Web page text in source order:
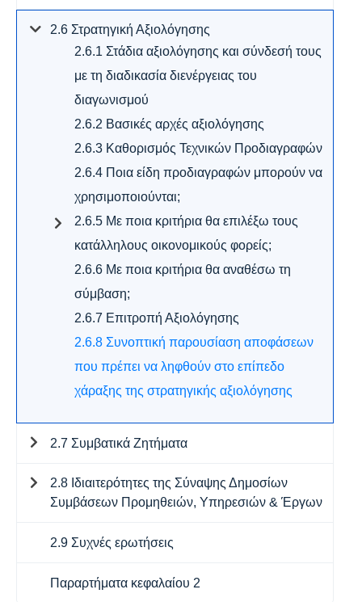
2.6 Στρατηγική Αξιολόγησης
2.6.1 Στάδια αξιολόγησης και σύνδεσή τους
με τη διαδικασία διενέργειας του
διαγωνισμού
2.6.2 Βασικές αρχές αξιολόγησης
2.6.3 Καθορισμός Τεχνικών Προδιαγραφών
2.6.4 Ποια είδη προδιαγραφών μπορούν να
χρησιμοποιούνται;
2.6.5 Με ποια κριτήρια θα επιλέξω τους
κατάλληλους οικονομικούς φορείς;
2.6.6 Με ποια κριτήρια θα αναθέσω τη
σύμβαση;
2.6.7 Επιτροπή Αξιολόγησης
2.6.8 Συνοπτική παρουσίαση αποφάσεων
που πρέπει να ληφθούν στο επίπεδο
χάραξης της στρατηγικής αξιολόγησης
2.7 Συμβατικά Ζητήματα
2.8 Ιδιαιτερότητες της Σύναψης Δημοσίων
Συμβάσεων Προμηθειών, Υπηρεσιών & Έργων
2.9 Συχνές ερωτήσεις
Παραρτήματα κεφαλαίου 2